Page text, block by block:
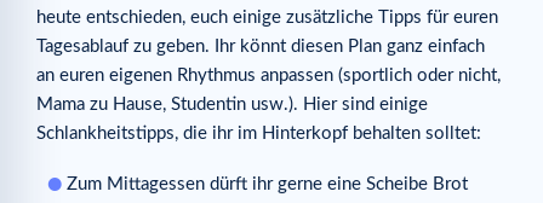
heute entschieden, euch einige zusätzliche Tipps für euren
Tagesablauf zu geben. Ihr könnt diesen Plan ganz einfach
an euren eigenen Rhythmus anpassen (sportlich oder nicht,
Mama zu Hause, Studentin usw.). Hier sind einige
Schlankheitstipps, die ihr im Hinterkopf behalten solltet:
Zum Mittagessen dürft ihr gerne eine Scheibe Brot